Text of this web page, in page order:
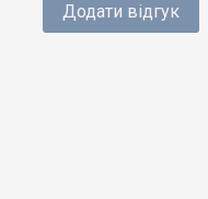
Додати відгук